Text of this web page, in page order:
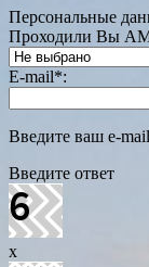
Персональные
Проходили Вы
E-mail*:
Введите ваш e-mail
Введите ответ
x